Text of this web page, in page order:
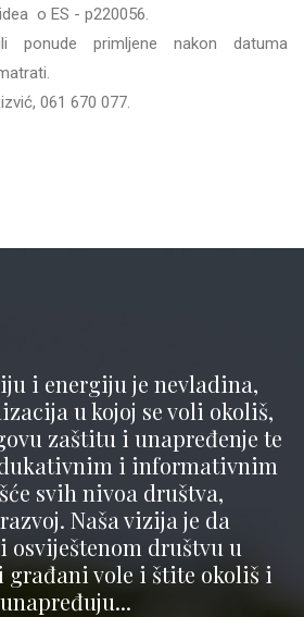
o ES - p220056.
ponude primljene nakon datuma
061 670 077.
i energiju je nevladina,
u kojoj se voli okoliš,
zaštitu i unapređenje te
i informativnim
svih nivoa društva,
Naša vizija je da
osviještenom društvu u
građani vole i štite okoliš i